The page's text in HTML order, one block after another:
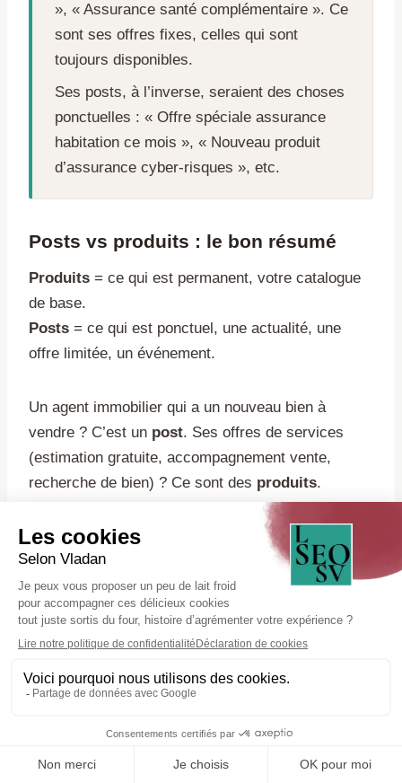
», « Assurance santé complémentaire ». Ce
sont ses offres fixes, celles qui sont
toujours disponibles.
Ses posts, à l’inverse, seraient des choses
ponctuelles : « Offre spéciale assurance
habitation ce mois », « Nouveau produit
d’assurance cyber-risques », etc.
Posts vs produits : le bon résumé
Produits = ce qui est permanent, votre catalogue
de base.
Posts = ce qui est ponctuel, une actualité, une
offre limitée, un événement.
Un agent immobilier qui a un nouveau bien à
vendre ? C’est un post. Ses offres de services
(estimation gratuite, accompagnement vente,
recherche de bien) ? Ce sont des produits.
Les zones desservies :
stratégie progressive
Google Business Profile permet à Google de savoir
stratégique. Pas question de tout mettre d’un coup.